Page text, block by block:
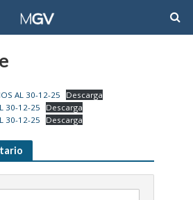
AL 30-12-25
Descarga
30-12-25
Descarga
30-12-25
Descarga